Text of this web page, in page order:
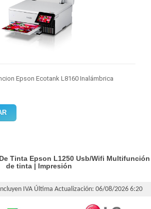
Epson Ecotank L8160 Inalámbrica
Tinta Epson L1250 Usb/Wifi Multifunción
de tinta | Impresión
IVA Última Actualización: 06/08/2026 6:20